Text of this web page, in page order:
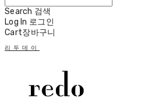
Search 검색
Log In 로그인
Cart장바구니
리두데이